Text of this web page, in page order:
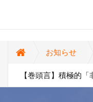
お知らせ
【巻頭言】積極的